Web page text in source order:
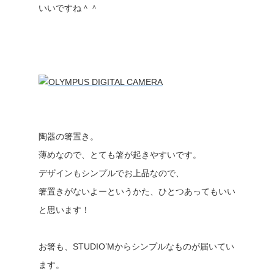
いいですね＾＾
陶器の箸置き。
薄めなので、とても箸が起きやすいです。
デザインもシンプルでお上品なので、
箸置きがないよーというかた、ひとつあってもいい
と思います！
お箸も、STUDIO’Mからシンプルなものが届いてい
ます。